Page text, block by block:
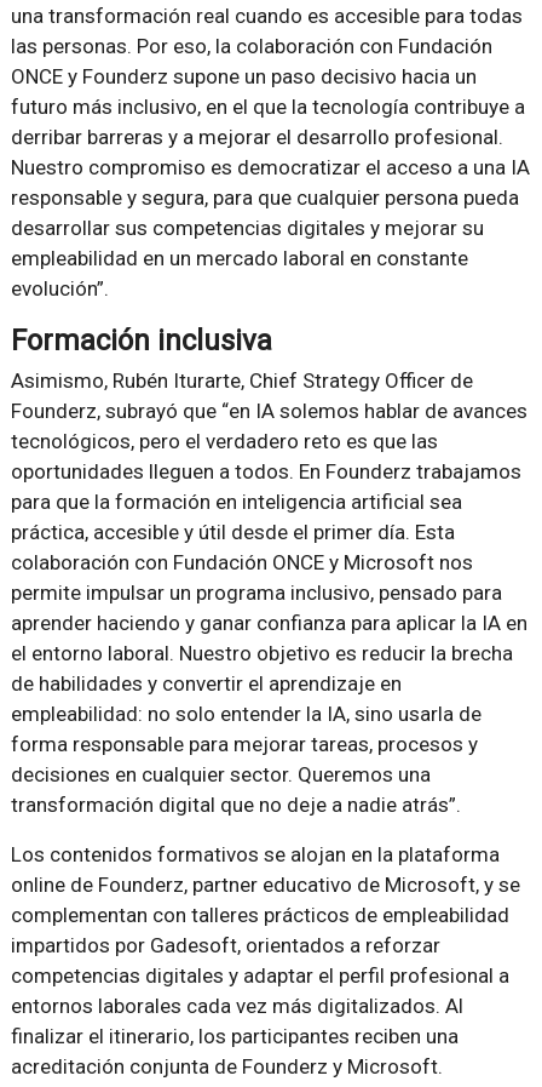
una transformación real cuando es accesible para todas
las personas. Por eso, la colaboración con Fundación
ONCE y Founderz supone un paso decisivo hacia un
futuro más inclusivo, en el que la tecnología contribuye a
derribar barreras y a mejorar el desarrollo profesional.
Nuestro compromiso es democratizar el acceso a una IA
responsable y segura, para que cualquier persona pueda
desarrollar sus competencias digitales y mejorar su
empleabilidad en un mercado laboral en constante
evolución”.
Formación inclusiva
Asimismo, Rubén Iturarte, Chief Strategy Officer de
Founderz, subrayó que “en IA solemos hablar de avances
tecnológicos, pero el verdadero reto es que las
oportunidades lleguen a todos. En Founderz trabajamos
para que la formación en inteligencia artificial sea
práctica, accesible y útil desde el primer día. Esta
colaboración con Fundación ONCE y Microsoft nos
permite impulsar un programa inclusivo, pensado para
aprender haciendo y ganar confianza para aplicar la IA en
el entorno laboral. Nuestro objetivo es reducir la brecha
de habilidades y convertir el aprendizaje en
empleabilidad: no solo entender la IA, sino usarla de
forma responsable para mejorar tareas, procesos y
decisiones en cualquier sector. Queremos una
transformación digital que no deje a nadie atrás”.
Los contenidos formativos se alojan en la plataforma
online de Founderz, partner educativo de Microsoft, y se
complementan con talleres prácticos de empleabilidad
impartidos por Gadesoft, orientados a reforzar
competencias digitales y adaptar el perfil profesional a
entornos laborales cada vez más digitalizados. Al
finalizar el itinerario, los participantes reciben una
acreditación conjunta de Founderz y Microsoft.